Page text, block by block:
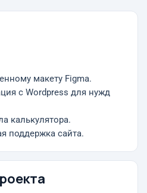
макету Figma.
с Wordpress для нужд
калькулятора.
поддержка сайта.